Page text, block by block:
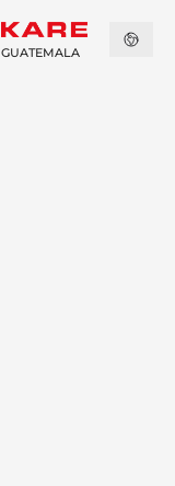
GUATEMALA